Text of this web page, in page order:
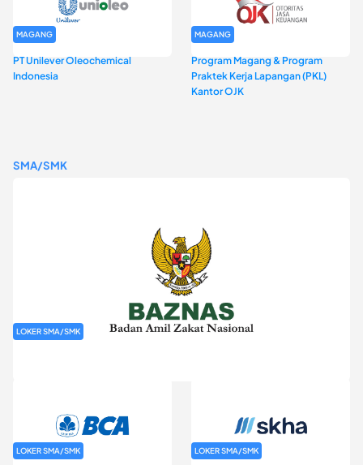
MAGANG
PT Unilever Oleochemical
Indonesia
MAGANG
Program Magang & Program
Praktek Kerja Lapangan (PKL)
Kantor OJK
SMA/SMK
LOKER SMA/SMK
LOKER SMA/SMK LOKER SMA/SMK